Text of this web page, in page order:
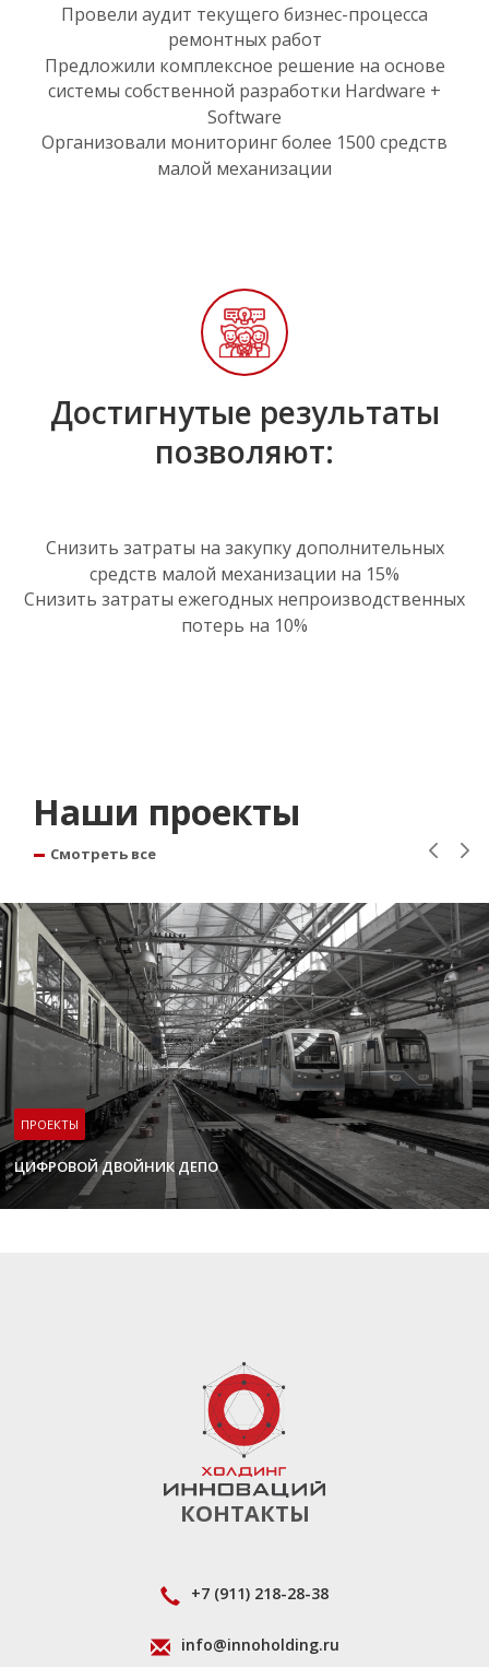
Провели аудит текущего бизнес-процесса
ремонтных работ
Предложили комплексное решение на основе
системы собственной разработки Hardware +
Software
Организовали мониторинг более 1500 средств
малой механизации
Достигнутые результаты
позволяют:
Снизить затраты на закупку дополнительных
средств малой механизации на 15%
Снизить затраты ежегодных непроизводственных
потерь на 10%
Наши проекты
Смотреть все
ПРОЕКТЫ
ЦИФРОВОЙ ДВОЙНИК ДЕПО
КОНТАКТЫ
+7 (911) 218-28-38
info@innoholding.ru